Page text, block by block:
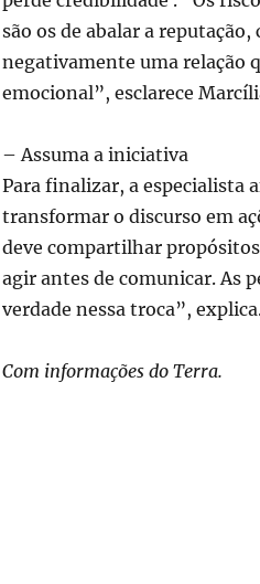
são os de abalar a
negativamente uma relação
emocional”, esclarece
– Assuma a iniciativa
Para finalizar, a especialista
transformar o discurso em
deve compartilhar
agir antes de comunicar. As
verdade nessa troca”,
Com informações do Terra.